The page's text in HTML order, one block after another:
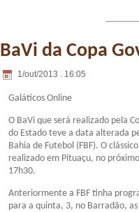
BaVi da Copa
1/out/2013 . 16:05
Galáticos Online
O BaVi que será realizado pela
do Estado teve a data alterada
Bahia de Futebol (FBF). O
realizado em Pituaçu, no
17h30.
Anteriormente a FBF tinha
para a quinta, 3, no Barradão,